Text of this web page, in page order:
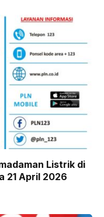
Listrik di
21 April 2026